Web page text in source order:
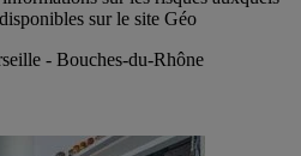
sur le site Géo
- Bouches-du-Rhône